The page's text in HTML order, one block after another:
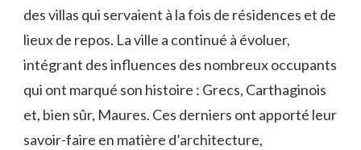
des villas qui servaient à la fois de résidences et de
lieux de repos. La ville a continué à évoluer,
intégrant des influences des nombreux occupants
qui ont marqué son histoire : Grecs, Carthaginois
et, bien sûr, Maures. Ces derniers ont apporté leur
savoir-faire en matière d’architecture,